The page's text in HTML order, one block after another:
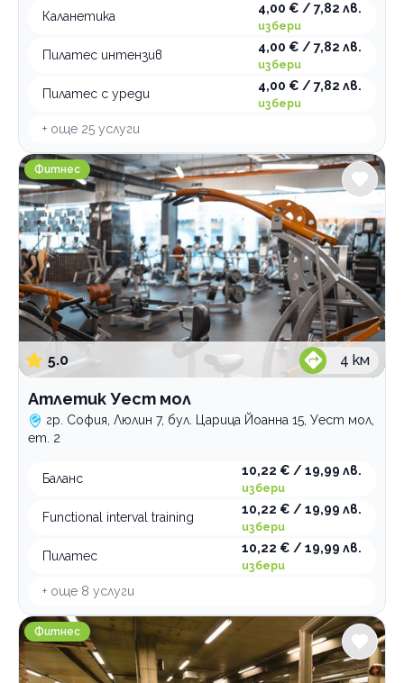
Каланетика
4,00 € / 7,82 лв.
избери
Пилатес интензив
4,00 € / 7,82 лв.
избери
Пилатес с уреди
4,00 € / 7,82 лв.
избери
+ още 25 услуги
Атлетик Уест мол
Фитнес
5.0 4 км
Атлетик Уест мол
гр. София, Люлин 7, бул. Царица Йоанна 15, Уест мол,
ет. 2
Баланс
10,22 € / 19,99 лв.
избери
Functional interval training
10,22 € / 19,99 лв.
избери
Пилатес
10,22 € / 19,99 лв.
избери
+ още 8 услуги
Атлетик Студентски град
Фитнес